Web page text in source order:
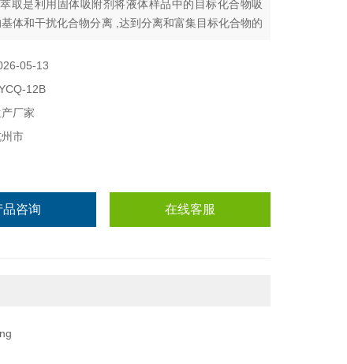
取是利用固体吸附剂将液体样品中的目标化合物吸
体和干扰化合物分离 ,达到分离和富集目标化合物的
样、血液、尿液等样品提取液中痕量有机物的萃
05-13
12B
厂家
市
品咨询 在线客服